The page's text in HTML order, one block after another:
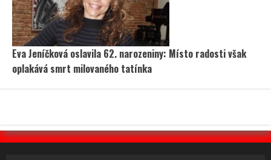
Eva Jeníčková oslavila 62. narozeniny: Místo radosti však
oplakává smrt milovaného tatínka